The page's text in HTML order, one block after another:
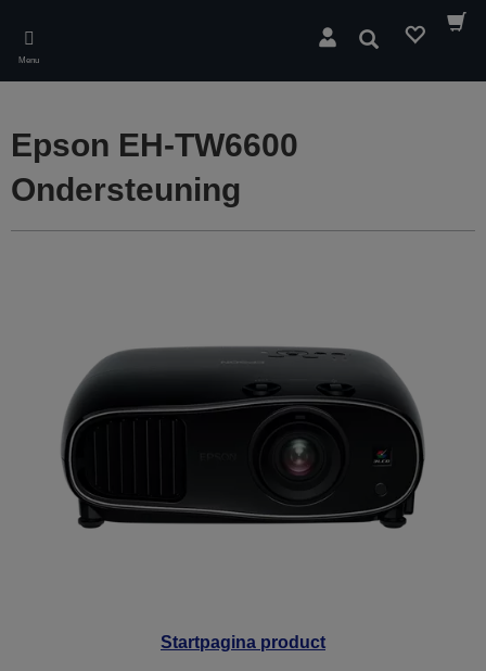
main
content
Menu
Zoeken
Startpagina product
Epson EH-TW6600
Ondersteuning